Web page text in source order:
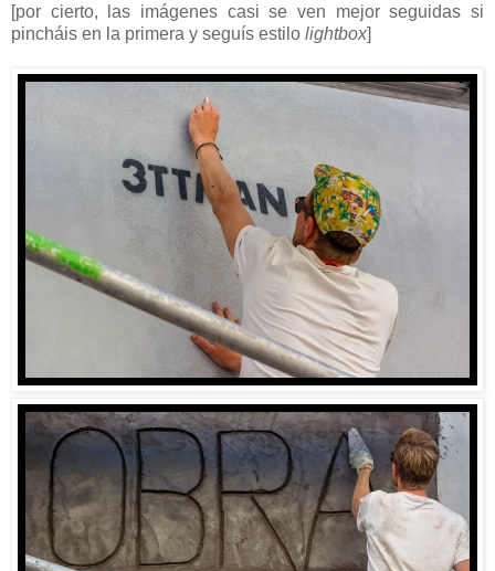
[por cierto, las imágenes casi se ven mejor seguidas si
pincháis en la primera y seguís estilo lightbox]